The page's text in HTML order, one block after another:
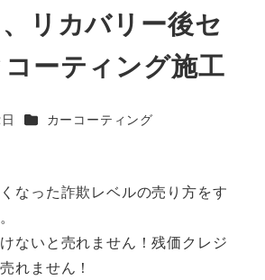
リカバリー後セ
ーティング施工
カテゴリー
カーコーティング
なった詐欺レベルの売り方をす
ないと売れません！残価クレジ
れません！